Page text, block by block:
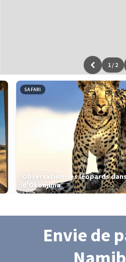
Leaflet|données ©
1 / 2
SAFARI
Observation des léopards
d'Okonjima
Envie de